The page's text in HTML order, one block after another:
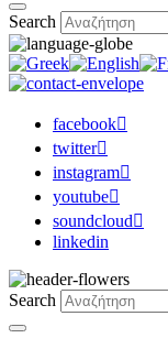
Search
facebook
twitter
instagram
youtube
soundcloud
linkedin
Search